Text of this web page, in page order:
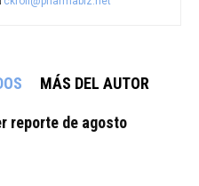
MÁS DEL AUTOR
reporte de agosto